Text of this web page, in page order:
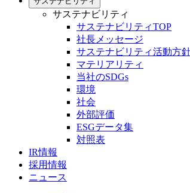
サステナビリティ
サステナビリティTOP
社長メッセージ
サステナビリティ活動方
マテリアリティ
当社のSDGs
環境
社会
外部評価
ESGデータ集
対照表
IR情報
採用情報
ニュース